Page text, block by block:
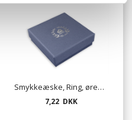
Smykkeæske, Ring, ørepynt eller kæde - mat lavendel
7,22 DKK